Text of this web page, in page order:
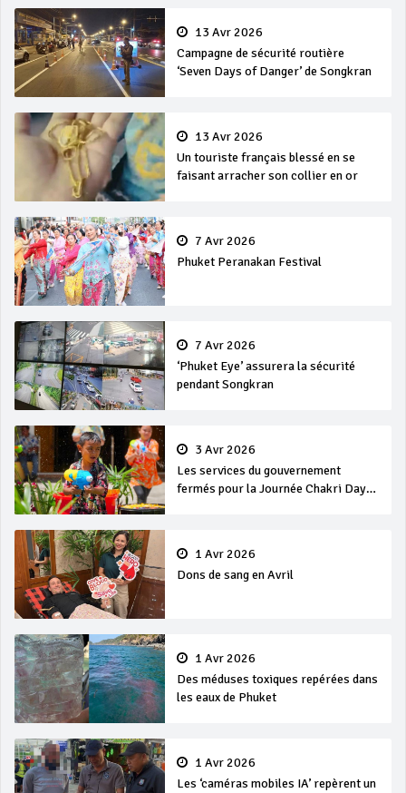
13 Avr 2026
Campagne de sécurité routière
‘Seven Days of Danger’ de Songkran
13 Avr 2026
Un touriste français blessé en se
faisant arracher son collier en or
7 Avr 2026
Phuket Peranakan Festival
7 Avr 2026
‘Phuket Eye’ assurera la sécurité
pendant Songkran
3 Avr 2026
Les services du gouvernement
fermés pour la Journée Chakri Day
1 Avr 2026
Dons de sang en Avril
1 Avr 2026
Des méduses toxiques repérées dans
les eaux de Phuket
1 Avr 2026
Les ‘caméras mobiles IA’ repèrent un